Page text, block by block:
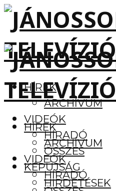
HÍREK
ARCHÍVUM
VIDEÓK
HÍRADÓ
ÖSSZES
KÉPÚJSÁG
HIRDETÉSEK
HÍREK
ARCHÍVUM
VIDEÓK
HÍRADÓ